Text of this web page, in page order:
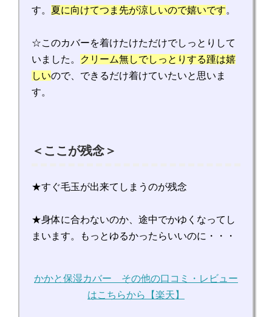
す。 夏に向けてつま先が涼しいので嬉いです。
☆このカバーを着けたけただけでしっとりして
いました。
クリーム無しでしっとりする踵は嬉
しいので、できるだけ着けていたいと思いま
す。
＜ここが残念＞
★すぐ毛玉が出来てしまうのが残念
★身体に合わないのか、途中でかゆくなってし
まいます。もっとゆるかったらいいのに・・・
かかと保湿カバー その他の口コミ・レビュー
はこちらから【楽天】